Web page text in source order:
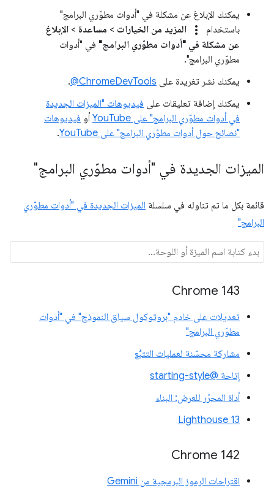
يمكنك الإبلاغ عن مشكلة في "أدوات مطوّري البرامج"
باستخدام
more_vert المزيد من الخيارات > مساعدة > الإبلاغ
عن مشكلة في "أدوات مطوّري البرامج" في "أدوات
مطوّري البرامج".
يمكنك نشر تغريدة على ‎@ChromeDevTools
.
يمكنك إضافة تعليقات على فيديوهات "الميزات الجديدة
في أدوات مطوّري البرامج" على YouTube
أو فيديوهات
"نصائح حول أدوات مطوّري البرامج" على YouTube
.
الميزات الجديدة في "أدوات مطوّري البرامج"
قائمة بكل ما تم تناوله في سلسلة الميزات الجديدة في "أدوات مطوّري
البرامج"
Chrome 143
تعديلات على خادم "بروتوكول سياق النموذج" في "أدوات
مطوّري البرامج"
مشاركة محسّنة لعمليات التتبُّع
إتاحة @starting-style
أداة المحرّر للعرض: البناء
Lighthouse 13
Chrome 142
اقتراحات الرموز البرمجية من Gemini